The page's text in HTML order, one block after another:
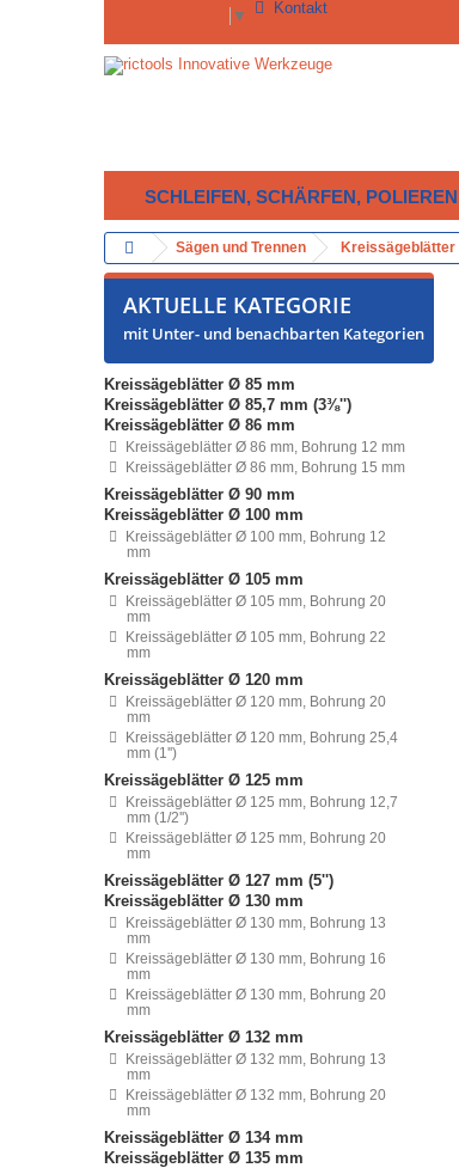
▼ Kontakt
SCHLEIFEN, SCHÄRFEN, POLIEREN
Sägen und Trennen Kreissägeblätter
AKTUELLE KATEGORIE
mit Unter- und benachbarten Kategorien
Kreissägeblätter Ø 85 mm
Kreissägeblätter Ø 85,7 mm (3⅜'')
Kreissägeblätter Ø 86 mm
Kreissägeblätter Ø 86 mm, Bohrung 12 mm
Kreissägeblätter Ø 86 mm, Bohrung 15 mm
Kreissägeblätter Ø 90 mm
Kreissägeblätter Ø 100 mm
Kreissägeblätter Ø 100 mm, Bohrung 12
mm
Kreissägeblätter Ø 105 mm
Kreissägeblätter Ø 105 mm, Bohrung 20
mm
Kreissägeblätter Ø 105 mm, Bohrung 22
mm
Kreissägeblätter Ø 120 mm
Kreissägeblätter Ø 120 mm, Bohrung 20
mm
Kreissägeblätter Ø 120 mm, Bohrung 25,4
mm (1'')
Kreissägeblätter Ø 125 mm
Kreissägeblätter Ø 125 mm, Bohrung 12,7
mm (1/2'')
Kreissägeblätter Ø 125 mm, Bohrung 20
mm
Kreissägeblätter Ø 127 mm (5'')
Kreissägeblätter Ø 130 mm
Kreissägeblätter Ø 130 mm, Bohrung 13
mm
Kreissägeblätter Ø 130 mm, Bohrung 16
mm
Kreissägeblätter Ø 130 mm, Bohrung 20
mm
Kreissägeblätter Ø 132 mm
Kreissägeblätter Ø 132 mm, Bohrung 13
mm
Kreissägeblätter Ø 132 mm, Bohrung 20
mm
Kreissägeblätter Ø 134 mm
Kreissägeblätter Ø 135 mm